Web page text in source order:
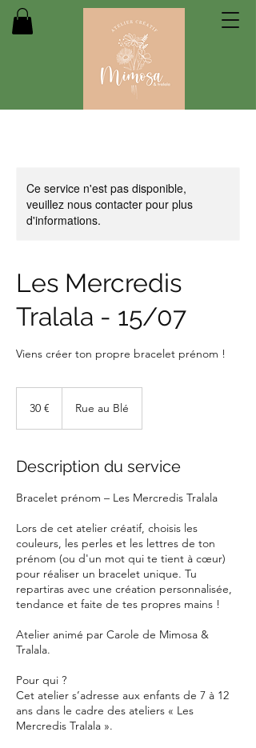
Ce service n'est pas disponible,
veuillez nous contacter pour plus
d'informations.
Les Mercredis
Tralala - 15/07
Viens créer ton propre bracelet prénom !
30 € Rue au Blé
Description du service
Bracelet prénom – Les Mercredis Tralala
Lors de cet atelier créatif, choisis les
couleurs, les perles et les lettres de ton
prénom (ou d'un mot qui te tient à cœur)
pour réaliser un bracelet unique. Tu
repartiras avec une création personnalisée,
tendance et faite de tes propres mains !
Atelier animé par Carole de Mimosa &
Tralala.
Pour qui ?
Cet atelier s’adresse aux enfants de 7 à 12
ans dans le cadre des ateliers « Les
Mercredis Tralala ».